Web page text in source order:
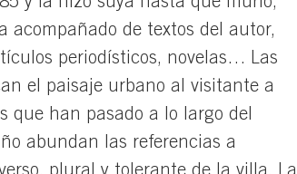
acompañado de textos del autor,
periodísticos, novelas… Las
el paisaje urbano al visitante a
que han pasado a lo largo del
abundan las referencias a